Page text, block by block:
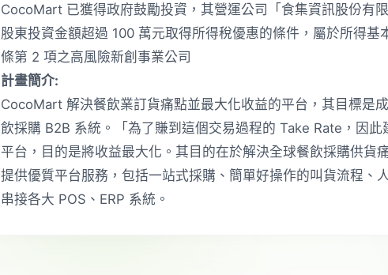
CocoMart 已獲得政府鼓勵投資，其營運公司「食集資訊股份有
股東投資金額超過 100 萬元取得所得稅優惠的條件，屬於所得基
條第 2 項之高風險新創事業公司
計畫簡介:
CocoMart 解決餐飲業訂貨痛點並最大化收益的平台，其目標是
飲採購 B2B 系統。「為了賺到這個交易過程的 Take Rate，因
平台，目的是將收益最大化。其目的在於解決全球餐飲採購供貨
提供優質平台服務，包括一站式採購、簡單好操作的叫貨流程、
串接各大 POS、ERP 系統。